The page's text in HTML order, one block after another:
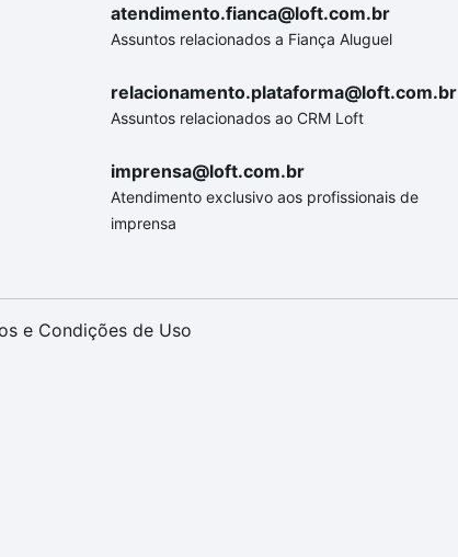
atendimento.fianca@loft.com.br
Assuntos relacionados a Fiança Aluguel
relacionamento.plataforma@loft.com.br
Assuntos relacionados ao CRM Loft
imprensa@loft.com.br
Atendimento exclusivo aos profissionais de
imprensa
e Condições de Uso